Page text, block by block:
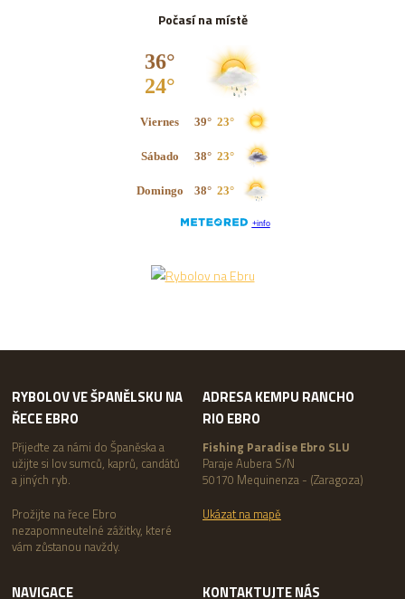
Počasí na místě
RYBOLOV VE ŠPANĚLSKU NA
ŘECE EBRO
Přijeďte za námi do Španěska a
užijte si lov sumců, kaprů, candátů
a jiných ryb.
Prožijte na řece Ebro
nezapomneutelné zážitky, které
vám zůstanou navždy.
ADRESA KEMPU RANCHO
RIO EBRO
Fishing Paradise Ebro SLU
Paraje Aubera S/N
50170 Mequinenza - (Zaragoza)
Ukázat na mapě
NAVIGACE KONTAKTUJTE NÁS